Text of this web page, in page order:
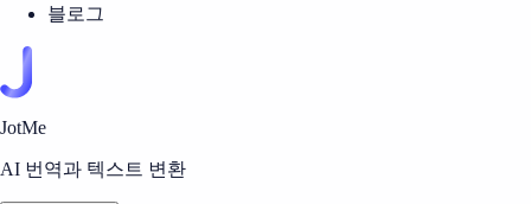
블로그
JotMe
AI 번역과 텍스트 변환